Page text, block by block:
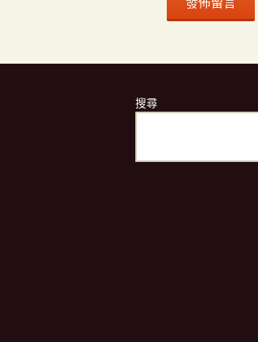
搜尋